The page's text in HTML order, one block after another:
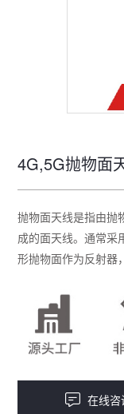
4G,5G抛物面
抛物面天线是指由抛
成的面天线。通常采
形抛物面作为反射器
在线咨